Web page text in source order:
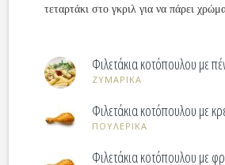
τεταρτάκι στο γκριλ για να πάρει
Φιλετάκια κοτόπουλου με
ΖΥΜΑΡΙΚΑ
Φιλετάκια κοτόπουλου με
ΠΟΥΛΕΡΙΚΑ
Φιλετάκια κοτόπουλου με